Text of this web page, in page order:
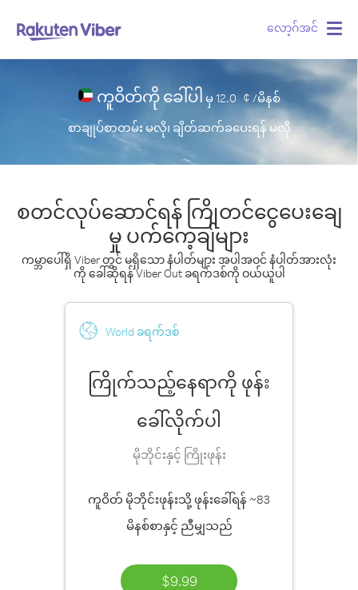
လော့ဂ်အင်
ကူဝိတ်ကို ခေါ်ပါ မှ12.0 ¢ /မိနစ်
စာချုပ်စာတမ်း မလို၊ ချိတ်ဆက်ခပေးရန် မလို
စတင်လုပ်ဆောင်ရန် ကြိုတင်ငွေပေးချေ
မှု ပက်ကေ့ချ်များ
ကမ္ဘာပေါ်ရှိ Viber တွင် မရှိသော နံပါတ်များ အပါအဝင် နံပါတ်အားလုံး
ကို ခေါ်ဆိုရန် Viber Out ခရက်ဒစ်ကို ဝယ်ယူပါ
World ခရက်ဒစ်
ကြိုက်သည့်နေရာကို ဖုန်း
ခေါ်လိုက်ပါ
မိုဘိုင်းနှင့် ကြိုးဖုန်း
ကူဝိတ် မိုဘိုင်းဖုန်းသို့ ဖုန်းခေါ်ရန် ~83
မိနစ်စာနှင့် ညီမျှသည်
$9.99